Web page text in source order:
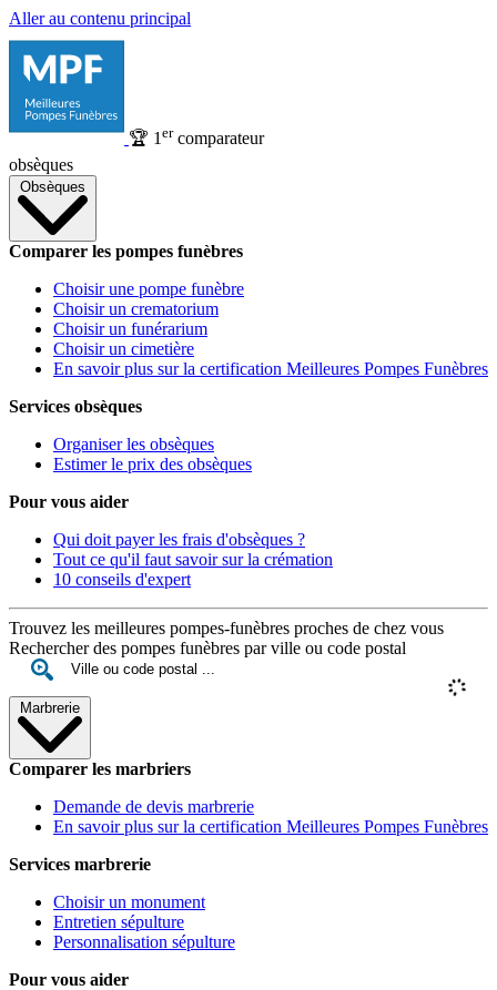
Aller au contenu principal
🏆 1 ercomparateur
obsèques
Obsèques
Comparer les pompes funèbres
Choisir une pompe funèbre
Choisir un crematorium
Choisir un funérarium
Choisir un cimetière
En savoir plus sur la certification Meilleures Pompes Funèbres
Services obsèques
Organiser les obsèques
Estimer le prix des obsèques
Pour vous aider
Qui doit payer les frais d'obsèques ?
Tout ce qu'il faut savoir sur la crémation
10 conseils d'expert
Trouvez les meilleures pompes-funèbres proches de chez vous
Rechercher des pompes funèbres par ville ou code postal
Marbrerie
Comparer les marbriers
Demande de devis marbrerie
En savoir plus sur la certification Meilleures Pompes Funèbres
Services marbrerie
Choisir un monument
Entretien sépulture
Personnalisation sépulture
Pour vous aider